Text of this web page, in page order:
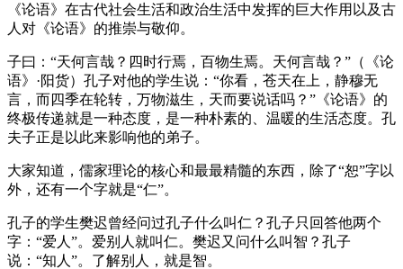
《论语》在古代社会生活和政治生活中发挥的巨大作用以及古
人对《论语》的推崇与敬仰。
子曰：“天何言哉？四时行焉，百物生焉。天何言哉？”（《论
语》·阳货）孔子对他的学生说：“你看，苍天在上，静穆无
言，而四季在轮转，万物滋生，天而要说话吗？”《论语》的
终极传递就是一种态度，是一种朴素的、温暖的生活态度。孔
夫子正是以此来影响他的弟子。
大家知道，儒家理论的核心和最最精髓的东西，除了“恕”字以
外，还有一个字就是“仁”。
孔子的学生樊迟曾经问过孔子什么叫仁？孔子只回答他两个
字：“爱人”。爱别人就叫仁。樊迟又问什么叫智？孔子
说：“知人”。了解别人，就是智。